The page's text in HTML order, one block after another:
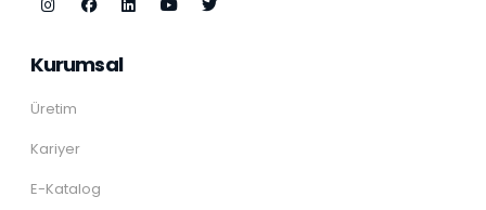
Kurumsal
Üretim
Kariyer
E-Katalog